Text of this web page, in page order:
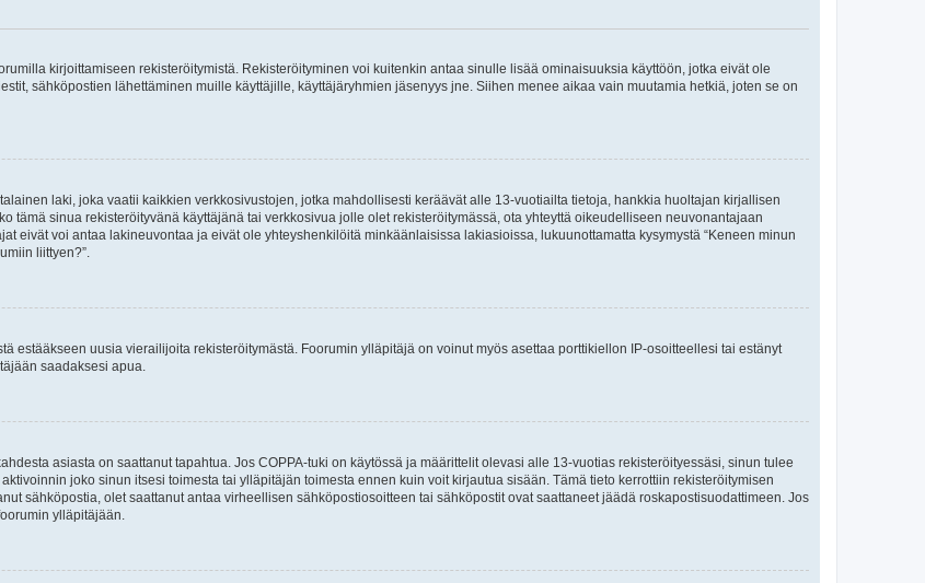
kirjoittamiseen rekisteröitymistä. Rekisteröityminen voi kuitenkin antaa sinulle lisää ominaisuuksia käyttöön, jotka eivät ole
sähköpostien lähettäminen muille käyttäjille, käyttäjäryhmien jäsenyys jne. Siihen menee aikaa vain muutamia hetkiä, joten se on
laki, joka vaatii kaikkien verkkosivustojen, jotka mahdollisesti keräävät alle 13-vuotiailta tietoja, hankkia huoltajan kirjallisen
tämä sinua rekisteröityvänä käyttäjänä tai verkkosivua jolle olet rekisteröitymässä, ota yhteyttä oikeudelliseen neuvonantajaan
eivät voi antaa lakineuvontaa ja eivät ole yhteyshenkilöitä minkäänlaisissa lakiasioissa, lukuunottamatta kysymystä “Keneen minun
liittyen?”.
estääkseen uusia vierailijoita rekisteröitymästä. Foorumin ylläpitäjä on voinut myös asettaa porttikiellon IP-osoitteellesi tai estänyt
saadaksesi apua.
asiasta on saattanut tapahtua. Jos COPPA-tuki on käytössä ja määrittelit olevasi alle 13-vuotias rekisteröityessäsi, sinun tulee
joko sinun itsesi toimesta tai ylläpitäjän toimesta ennen kuin voit kirjautua sisään. Tämä tieto kerrottiin rekisteröitymisen
sähköpostia, olet saattanut antaa virheellisen sähköpostiosoitteen tai sähköpostit ovat saattaneet jäädä roskapostisuodattimeen. Jos
ylläpitäjään.